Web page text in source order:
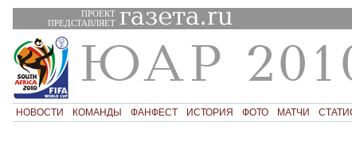
ПРОЕКТ
ПРЕДСТАВЛЯЕТ
НОВОСТИ КОМАНДЫ ФАНФЕСТ ИСТОРИЯ ФОТО МАТЧИ